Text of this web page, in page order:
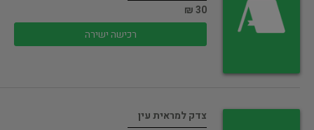
30 ₪
רכישה ישירה
צדק למראית עין